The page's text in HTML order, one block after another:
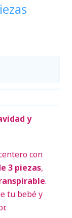
y
con
3 piezas,
.
tu bebé y